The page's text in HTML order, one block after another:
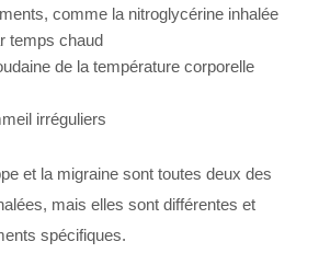
comme la nitroglycérine inhalée
temps chaud
de la température corporelle
irréguliers
et la migraine sont toutes deux des
mais elles sont différentes et
spécifiques.